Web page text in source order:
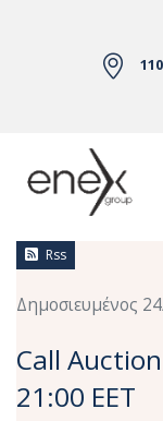
Ειδήσεις
Rss
Δημοσιευμένος
Call
21:00 EET